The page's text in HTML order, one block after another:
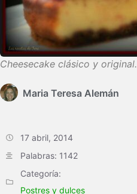
Cheesecake clásico y original.
Maria Teresa Alemán
17 abril, 2014
Palabras: 1142
Categoría:
Postres y dulces